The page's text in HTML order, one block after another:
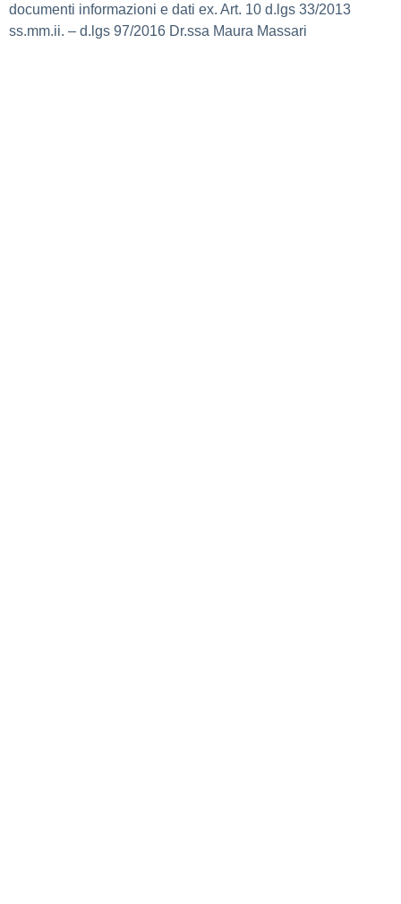
documenti informazioni e dati ex. Art. 10 d.lgs 33/2013
ss.mm.ii. – d.lgs 97/2016 Dr.ssa Maura Massari